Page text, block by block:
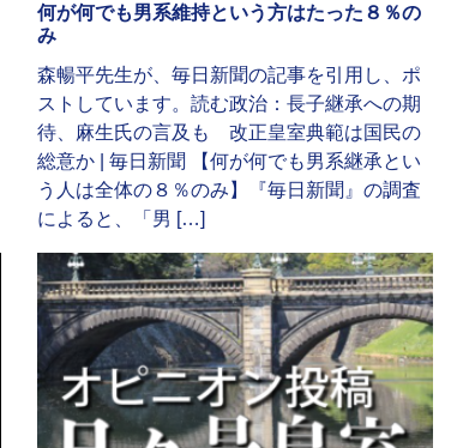
何が何でも男系維持という方はたった８％の
み
森暢平先生が、毎日新聞の記事を引用し、ポ
ストしています。読む政治：長子継承への期
待、麻生氏の言及も 改正皇室典範は国民の
総意か | 毎日新聞 【何が何でも男系継承とい
う人は全体の８％のみ】『毎日新聞』の調査
によると、「男 […]